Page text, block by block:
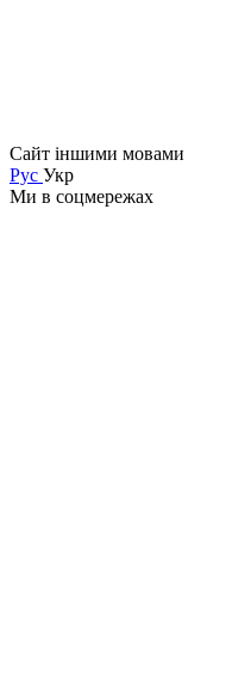
Сайт іншими мовами
Рус Укр
Ми в соцмережах